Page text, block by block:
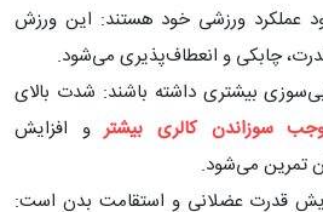
عملکرد ورزشی خود هستند: این ورزش
چابکی و انعطاف‌پذیری می‌شود.
بیشتری داشته باشند: شدت بالای
سوزاندن کالری بیشترو افزایش
تمرین می‌شود.
قدرت عضلانی و استقامت بدن است: